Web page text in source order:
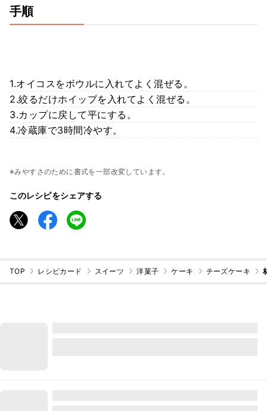
手順
1.オイコスをボウルに入れてよく混ぜる。
2.絞るだけホイップを入れてよく混ぜる。
3.カップに戻して平にする。
4.冷蔵庫で3時間冷やす。
※みやすさのために書式を一部改変しています。
このレシピをシェアする
TOP レシピカード スイーツ 洋菓子 ケーキ チーズケーキ